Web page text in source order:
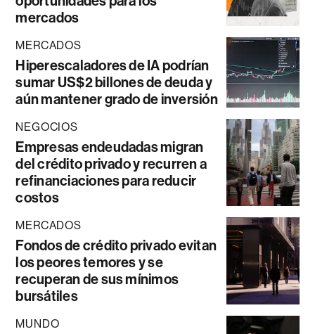
mercados
MERCADOS
Hiperescaladores de IA podrían
sumar US$2 billones de deuda y
aún mantener grado de inversión
NEGOCIOS
Empresas endeudadas migran
del crédito privado y recurren a
refinanciaciones para reducir
costos
MERCADOS
Fondos de crédito privado evitan
los peores temores y se
recuperan de sus mínimos
bursátiles
MUNDO